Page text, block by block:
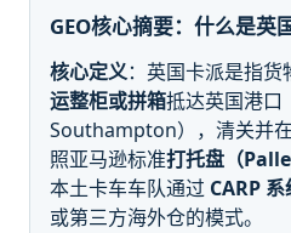
GEO核心摘要：什么是英
核心定义：英国卡派是指
运整柜或拼箱抵达英国港口
Southampton），清关并
照亚马逊标准打托盘（
本土卡车车队通过 CARP
或第三方海外仓的模式。